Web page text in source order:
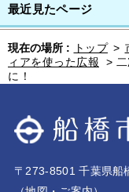
最近見たページ
現在の場所 : トップ >
ィアを使った広報
>
に！
〒273-8501 千葉県船